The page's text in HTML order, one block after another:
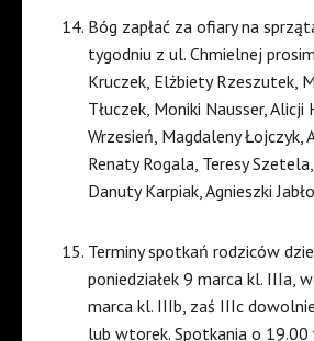
Bóg zapłać za ofiary na
tygodniu z ul. Chmielnej
Kruczek, Elżbiety Rzeszutek,
Tłuczek, Moniki Nausser,
Wrzesień, Magdaleny Łojczyk,
Renaty Rogala, Teresy
Danuty Karpiak, Agnieszki
Terminy spotkań rodziców
poniedziałek 9 marca kl. IIIa,
marca kl. IIIb, zaś IIIc
lub wtorek. Spotkania o 19.00